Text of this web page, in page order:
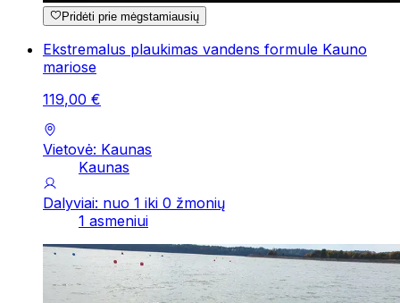
Pridėti prie mėgstamiausių
Ekstremalus plaukimas vandens formule Kauno
mariose
119,00 €
Vietovė: Kaunas
Kaunas
Dalyviai: nuo 1 iki 0 žmonių
1 asmeniui